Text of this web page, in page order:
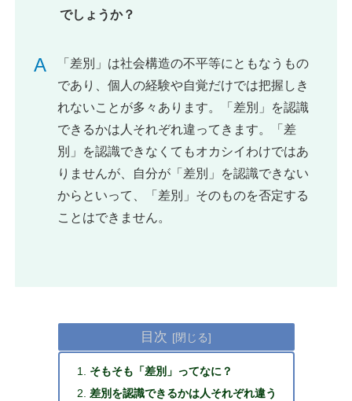
でしょうか？
A
「差別」は社会構造の不平等にともなうもの
であり、個人の経験や自覚だけでは把握しき
れないことが多々あります。「差別」を認識
できるかは人それぞれ違ってきます。「差
別」を認識できなくてもオカシイわけではあ
りませんが、自分が「差別」を認識できない
からといって、「差別」そのものを否定する
ことはできません。
目次
そもそも「差別」ってなに？
差別を認識できるかは人それぞれ違う